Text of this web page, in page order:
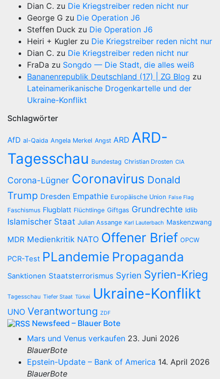
Dian C. zu Die Kriegstreiber reden nicht nur
George G zu Die Operation J6
Steffen Duck zu Die Operation J6
Heiri + Kugler zu Die Kriegstreiber reden nicht nur
Dian C. zu Die Kriegstreiber reden nicht nur
FraDa zu Songdo — Die Stadt, die alles weiß
Bananenrepublik Deutschland (17) | ZG Blog zu
Lateinamerikanische Drogenkartelle und der
Ukraine-Konflikt
Schlagwörter
AfD al-Qaida Angela Merkel Angst ARD ARD-
Tagesschau Bundestag Christian Drosten CIA
Corona-Lügner Coronavirus Donald
Trump Dresden Empathie Europäische Union False Flag
Faschismus Flugblatt Flüchtlinge Giftgas Grundrechte Idlib
Islamischer Staat Julian Assange Karl Lauterbach Maskenzwang
MDR Medienkritik NATO Offener Brief OPCW
PCR-Test PLandemie Propaganda
Sanktionen Staatsterrorismus Syrien Syrien-Krieg
Tagesschau Tiefer Staat Türkei Ukraine-Konflikt
UNO Verantwortung ZDF
Newsfeed – Blauer Bote
Mars und Venus verkaufen 23. Juni 2026
BlauerBote
Epstein-Update – Bank of America 14. April 2026
BlauerBote